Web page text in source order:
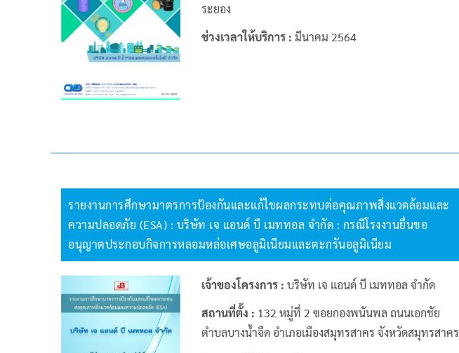
ระยอง
ช่วงเวลาให้บริการ : มีนาคม 2564
รายงานการศึกษามาตรการป้องกันและแก้ไขผลกระทบต่อคุณภาพสิ่งแวดล้อมและ
ความปลอดภัย (ESA) : บริษัท เจ แอนด์ บี เมททอล จำกัด : กรณีโรงงานยื่นขอ
อนุญาตประกอบกิจการหลอมหล่อเศษอลูมิเนียมและตะกรันอลูมิเนียม
เจ้าของโครงการ : บริษัท เจ แอนด์ บี เมททอล จำกัด
สถานที่ตั้ง : 132 หมู่ที่ 2 ซอยกองพนันพล ถนนเอกชัย
ตำบลบางน้ำจืด อำเภอเมืองสมุทรสาคร จังหวัดสมุทรสาคร